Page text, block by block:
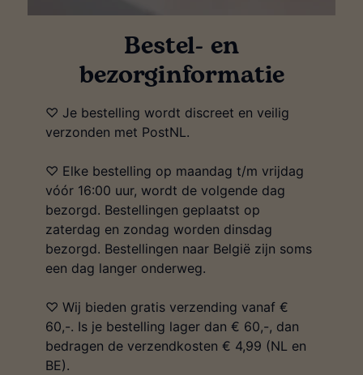
Bestel- en
bezorginformatie
♡ Je bestelling wordt discreet en veilig
verzonden met PostNL.
♡ Elke bestelling op maandag t/m vrijdag
vóór 16:00 uur, wordt de volgende dag
bezorgd. Bestellingen geplaatst op
zaterdag en zondag worden dinsdag
bezorgd. Bestellingen naar België zijn soms
een dag langer onderweg.
♡ Wij bieden gratis verzending vanaf €
60,-. Is je bestelling lager dan € 60,-, dan
bedragen de verzendkosten € 4,99 (NL en
BE).